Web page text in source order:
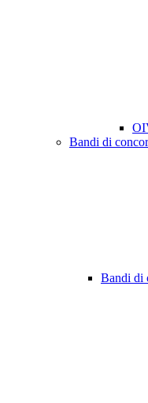
Bandi di
Bandi di